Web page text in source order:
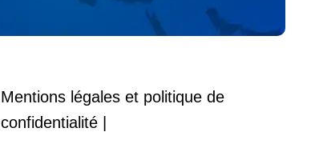
Mentions légales et politique de
confidentialité |